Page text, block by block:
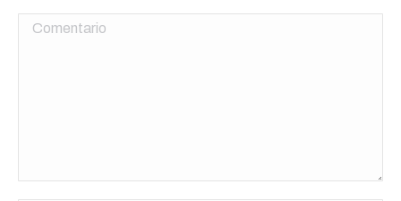
Comentario